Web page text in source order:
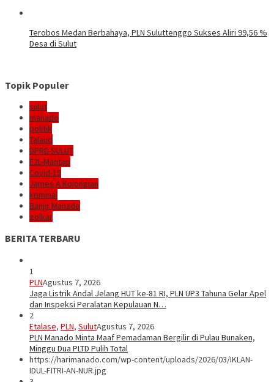
Terobos Medan Berbahaya, PLN Suluttenggo Sukses Aliri 99,56 %
Desa di Sulut
Topik Populer
sulut
manado
politik
Talaud
DPRD SULUT
E2L-Mantap
Covid-19
James A Kojongian
kriminal
Banjir Manado
golkar
BERITA TERBARU
1
PLNAgustus 7, 2026
Jaga Listrik Andal Jelang HUT ke-81 RI, PLN UP3 Tahuna Gelar Apel
dan Inspeksi Peralatan Kepulauan N…
2
Etalase, PLN, SulutAgustus 7, 2026
PLN Manado Minta Maaf Pemadaman Bergilir di Pulau Bunaken,
Minggu Dua PLTD Pulih Total
https://harimanado.com/wp-content/uploads/2026/03/IKLAN-
IDUL-FITRI-AN-NUR.jpg